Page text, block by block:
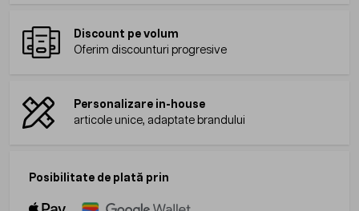
Discount pe volum
Oferim discounturi progresive
Personalizare in-house
articole unice, adaptate brandului
Posibilitate de plată prin